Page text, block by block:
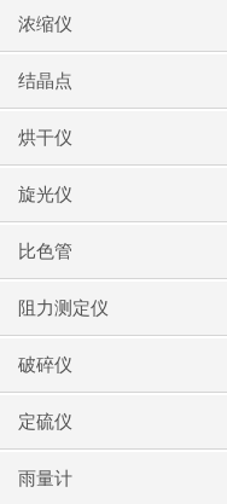
浓缩仪
结晶点
烘干仪
旋光仪
比色管
阻力测定仪
破碎仪
定硫仪
雨量计